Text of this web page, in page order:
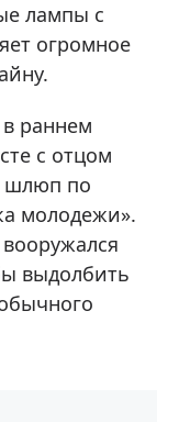
лампы с
огромное
раннем
с отцом
шлюп по
молодежи».
выдолбить